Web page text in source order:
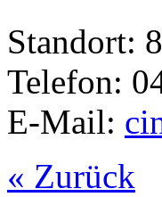
Standort:
Telefon:
E-Mail:
« Zurück